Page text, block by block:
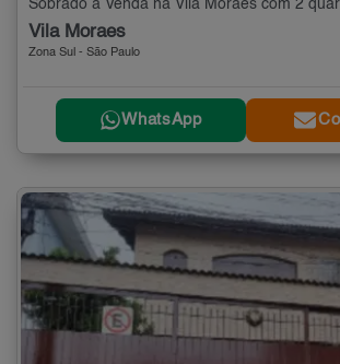
Sobrado à Venda na Vila Moraes com 2
Vila Moraes
Zona Sul - São Paulo
WhatsApp